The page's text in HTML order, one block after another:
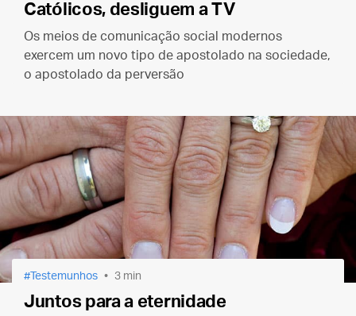
Católicos, desliguem a TV
Os meios de comunicação social modernos
exercem um novo tipo de apostolado na sociedade,
o apostolado da perversão
Testemunhos 3 min
Juntos para a eternidade